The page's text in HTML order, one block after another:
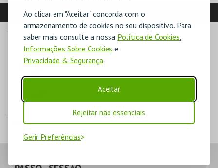
Ao clicar em "Aceitar" concorda com o
armazenamento de cookies no seu dispositivo. Para
saber mais consulte a nossa Política de Cookies,
Informações Sobre Cookies e
Privacidade & Segurança.
Aceitar
Rejeitar não essenciais
Gerir Preferências
VEJA AINDA:
PENTÁGONO
AQUISIÇÃO